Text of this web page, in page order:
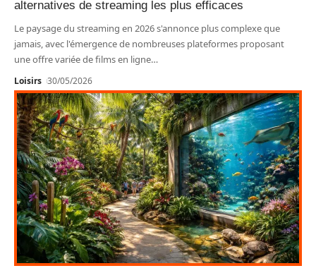
alternatives de streaming les plus efficaces
Le paysage du streaming en 2026 s'annonce plus complexe que
jamais, avec l'émergence de nombreuses plateformes proposant
une offre variée de films en ligne…
Loisirs 30/05/2026